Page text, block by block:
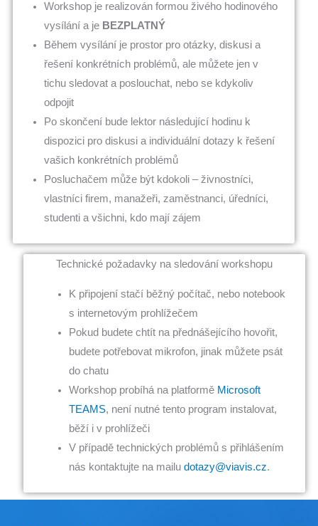
Workshop je realizován formou živého hodinového
vysílání a je BEZPLATNÝ
Během vysílání je prostor pro otázky, diskusi a
řešení konkrétních problémů, ale můžete jen v
tichu sledovat a poslouchat, nebo se kdykoliv
odpojit
Po skončení bude lektor následující hodinu k
dispozici pro diskusi a individuální dotazy k řešení
vašich konkrétních problémů
Posluchačem může být kdokoli – živnostníci,
vlastníci firem, manažeři, zaměstnanci, úředníci,
studenti a všichni, kdo mají zájem
Technické požadavky na sledování workshopu
K připojení stačí běžný počítač, nebo notebook
s internetovým prohlížečem
Pokud budete chtít na přednášejícího hovořit,
budete potřebovat mikrofon, jinak můžete psát
do chatu
Workshop probíhá na platformě Microsoft
TEAMS, není nutné tento program instalovat,
běží i v prohlížeči
V případě technických problémů s přihlášením
nás kontaktujte na mailu dotazy@viavis.cz.